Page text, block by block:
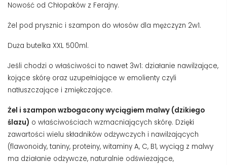
Nowość od Chłopaków z Ferajny.
Żel pod prysznic i szampon do włosów dla mężczyzn 2w1.
Duża butelka XXL 500ml.
Jeśli chodzi o właściwości to nawet 3w1: działanie nawilżające,
kojące skórę oraz uzupełniające w emolienty czyli
natłuszczające i zmiękczające.
Żel i szampon wzbogacony wyciągiem malwy (dzikiego
ślazu) o właściwościach wzmacniających skórę. Dzięki
zawartości wielu składników odżywczych i nawilżających
(flawonoidy, taniny, proteiny, witaminy A, C, B1, wyciąg z malwy
ma działanie odżywcze, naturalnie odświeżające,